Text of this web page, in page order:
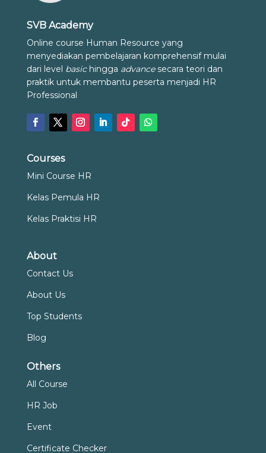
SVB Academy
Online course Human Resource yang
menyediakan pembelajaran komprehensif mulai
dari level basichingga advancesecara teori dan
praktik untuk membantu peserta menjadi HR
Professional
Courses
Mini Course HR
Kelas Pemula HR
Kelas Praktisi HR
About
Contact Us
About Us
Top Students
Blog
Others
All Course
HR Job
Event
Certificate Checker